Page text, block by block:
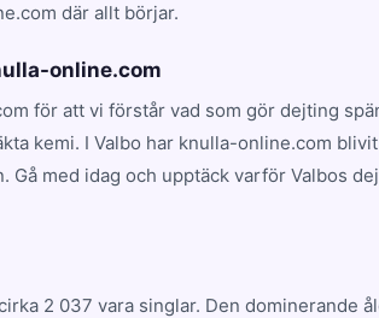
där allt börjar.
online.com
för att vi förstår vad som gör dejting
kemi. I Valbo har knulla-online.com
Gå med idag och upptäck varför Valbos
2 037 vara singlar. Den dominerande